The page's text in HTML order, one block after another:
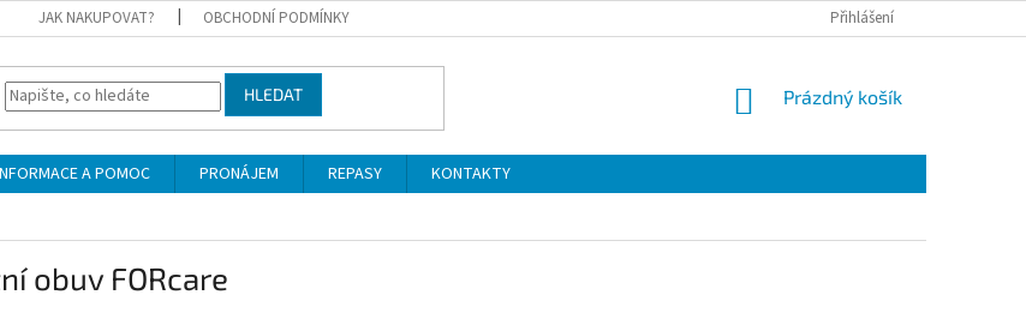
JAK NAKUPOVAT? OBCHODNÍ PODMÍNKY Přihlášení
HLEDAT
NÁKUPNÍ
Prázdný košík
A POMOC PRONÁJEM REPASY
KONTAKTY
obuv FORcare